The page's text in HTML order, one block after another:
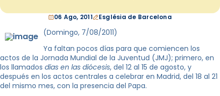
06 Ago, 2011 Església de Barcelona
(Domingo, 7/08/2011)
Ya faltan pocos días para que comiencen los
actos de la Jornada Mundial de la Juventud (JMJ); primero, en
los llamados días en las diócesis, del 12 al 15 de agosto, y
después en los actos centrales a celebrar en Madrid, del 18 al 21
del mismo mes, con la presencia del Papa.